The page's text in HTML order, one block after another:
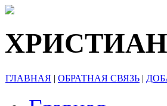
ГЛАВНАЯ | ОБРАТНАЯ СВЯЗЬ |